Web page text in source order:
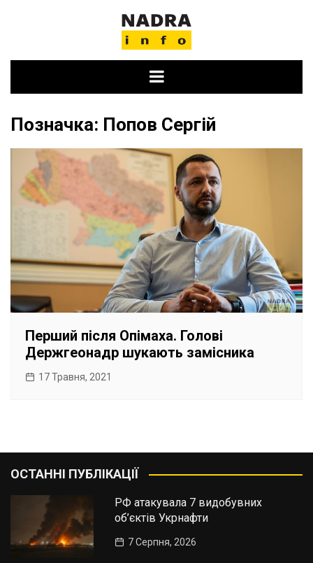
Позначка: Попов Сергій
Перший після Опімаха. Голові
Держгеонадр шукають замісника
17 Травня, 2021
ОСТАННІ ПУБЛІКАЦІЇ
РФ атакувала 7 видобувних
об’єктів Укрнафти
7 Серпня, 2026